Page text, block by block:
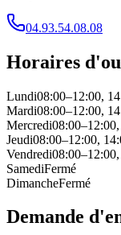
04.93.54.08.08
Horaires
Lundi08:00–12:00,
Mardi08:00–12:00,
Mercredi
Jeudi08:00–12:00,
Vendredi
SamediFermé
DimancheFermé
Demande